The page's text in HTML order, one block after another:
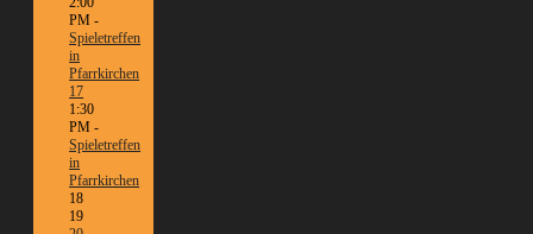
PM -
Spieletreffen
in
Pfarrkirchen
17
1:30
PM -
Spieletreffen
in
Pfarrkirchen
18
19